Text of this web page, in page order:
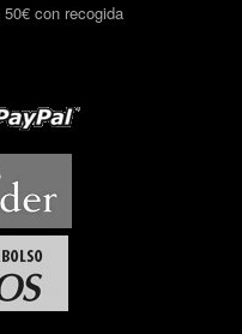
con recogida